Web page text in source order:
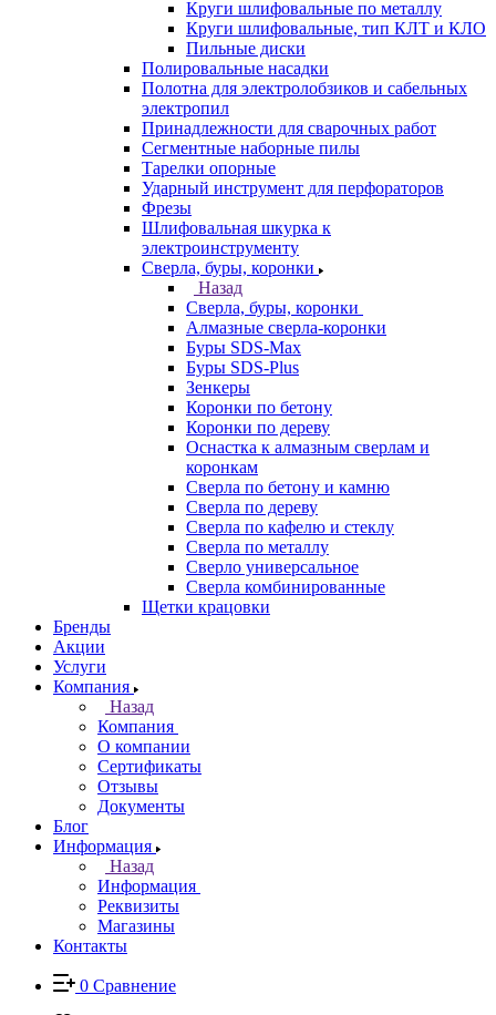
Круги шлифовальные по металлу
Круги шлифовальные, тип КЛТ и КЛО
Пильные диски
Полировальные насадки
Полотна для электролобзиков и сабельных
электропил
Принадлежности для сварочных работ
Сегментные наборные пилы
Тарелки опорные
Ударный инструмент для перфораторов
Фрезы
Шлифовальная шкурка к
электроинструменту
Сверла, буры, коронки
Назад
Сверла, буры, коронки
Алмазные сверла-коронки
Буры SDS-Max
Буры SDS-Plus
Зенкеры
Коронки по бетону
Коронки по дереву
Оснастка к алмазным сверлам и
коронкам
Сверла по бетону и камню
Сверла по дереву
Сверла по кафелю и стеклу
Сверла по металлу
Сверло универсальное
Сверла комбинированные
Щетки крацовки
Бренды
Акции
Услуги
Компания
Назад
Компания
О компании
Сертификаты
Отзывы
Документы
Блог
Информация
Назад
Информация
Реквизиты
Магазины
Контакты
0 Сравнение